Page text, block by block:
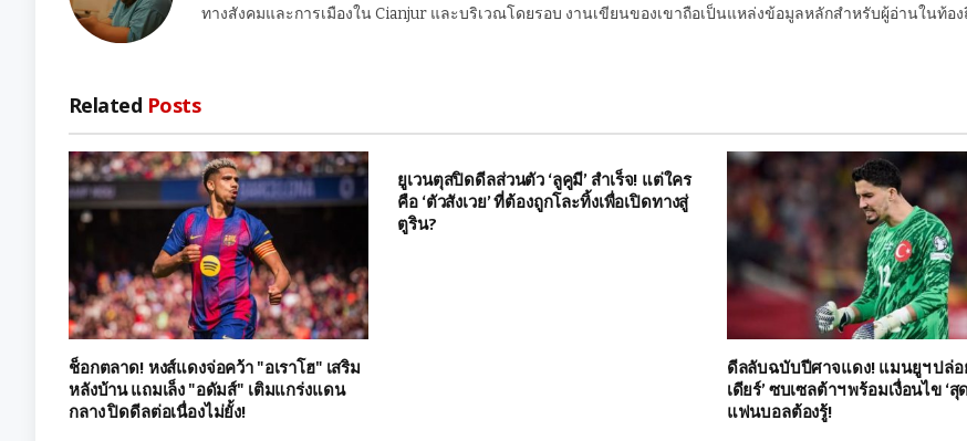
ทางสังคมและการเมืองใน Cianjur และบริเวณโดยรอบ งานเขียนของเขาถือเป็นแหล่งข้อมูลหลักสำหรับผู้อ่านในท้อ
Related Posts
ช็อกตลาด! หงส์แดงจ่อคว้า "อเราโฮ" เสริม
หลังบ้าน แถมเล็ง "อดัมส์" เติมแกร่งแดน
กลาง ปิดดีลต่อเนื่องไม่ยั้ง!
ยูเวนตุสปิดดีลส่วนตัว ‘ลูคูมี’ สำเร็จ! แต่ใคร
คือ ‘ตัวสังเวย’ ที่ต้องถูกโละทิ้งเพื่อเปิดทางสู่
ตูริน?
ดีลลับฉบับปีศาจแดง! แมนยูฯ ปล่อ
เดียร์’ ซบเซลต้าฯ พร้อมเงื่อนไข ‘สุ
แฟนบอลต้องรู้!